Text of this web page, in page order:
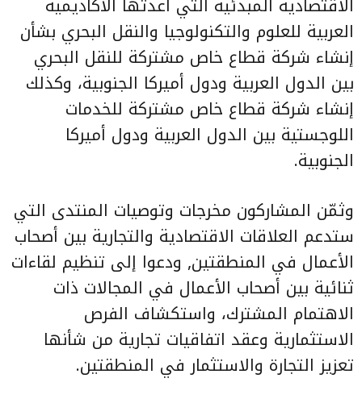
العربية للعلوم والتكنولوجيا والنقل البحري بشأن
إنشاء شركة قطاع خاص مشتركة للنقل البحري
بين الدول العربية ودول أميركا الجنوبية، وكذلك
إنشاء شركة قطاع خاص مشتركة للخدمات
اللوجستية بين الدول العربية ودول أميركا
الجنوبية.
وثمّن المشاركون مخرجات وتوصيات المنتدى التي
ستدعم العلاقات الاقتصادية والتجارية بين أصحاب
الأعمال في المنطقتين, ودعوا إلى تنظيم لقاءات
ثنائية بين أصحاب الأعمال في المجالات ذات
الاهتمام المشترك، واستكشاف الفرص
الاستثمارية وعقد اتفاقيات تجارية من شأنها
تعزيز التجارة والاستثمار في المنطقتين.